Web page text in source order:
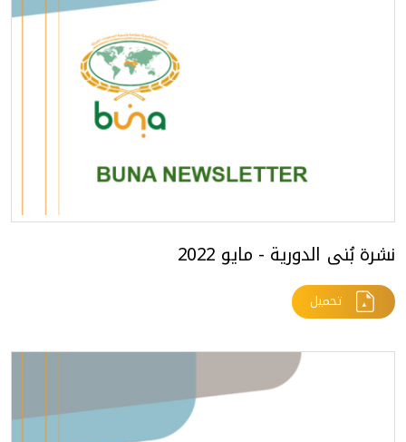
نشرة بُنى الدورية - مايو 2022
تحميل